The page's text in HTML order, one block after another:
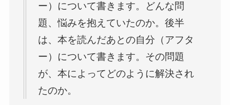
ー）について書きます。どんな問
題、悩みを抱えていたのか。後半
は、本を読んだあとの自分（アフタ
ー）について書きます。その問題
が、本によってどのように解決され
たのか。